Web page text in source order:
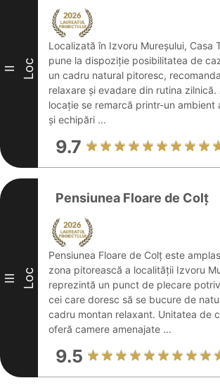
II Loc
Localizată în Izvoru Mureșului, Casa
pune la dispoziție posibilitatea de
un cadru natural pitoresc,
relaxare și evadare din rutina zilnică.
locație se remarcă printr-un ambient
și echipări ...
9.7
III Loc
Pensiunea Floare de Colț
Pensiunea Floare de Colț este
zona pitorească a localității Izvoru
reprezintă un punct de plecare
cei care doresc să se bucure de
cadru montan relaxant. Unitatea de
oferă camere amenajate ...
9.5